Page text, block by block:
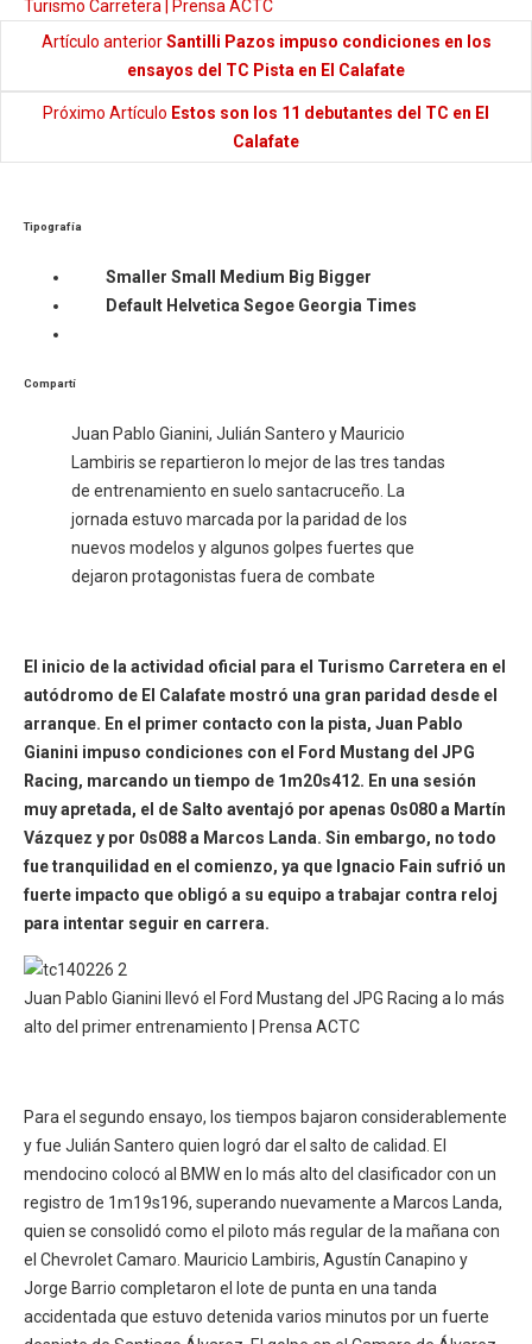
Artículo anterior Santilli Pazos impuso condiciones en los
ensayos del TC Pista en El Calafate
Próximo Artículo Estos son los 11 debutantes del TC en El
Calafate
Tipografía
Smaller Small Medium Big Bigger
Default Helvetica Segoe Georgia Times
Compartí
Juan Pablo Gianini, Julián Santero y Mauricio
Lambiris se repartieron lo mejor de las tres tandas
de entrenamiento en suelo santacruceño. La
jornada estuvo marcada por la paridad de los
nuevos modelos y algunos golpes fuertes que
dejaron protagonistas fuera de combate
El inicio de la actividad oficial para el Turismo Carretera en el
autódromo de El Calafate mostró una gran paridad desde el
arranque. En el primer contacto con la pista, Juan Pablo
Gianini impuso condiciones con el Ford Mustang del JPG
Racing, marcando un tiempo de 1m20s412. En una sesión
muy apretada, el de Salto aventajó por apenas 0s080 a Martín
Vázquez y por 0s088 a Marcos Landa. Sin embargo, no todo
fue tranquilidad en el comienzo, ya que Ignacio Fain sufrió un
fuerte impacto que obligó a su equipo a trabajar contra reloj
para intentar seguir en carrera.
Juan Pablo Gianini llevó el Ford Mustang del JPG Racing a lo más
alto del primer entrenamiento | Prensa ACTC
Para el segundo ensayo, los tiempos bajaron considerablemente
y fue Julián Santero quien logró dar el salto de calidad. El
mendocino colocó al BMW en lo más alto del clasificador con un
registro de 1m19s196, superando nuevamente a Marcos Landa,
quien se consolidó como el piloto más regular de la mañana con
el Chevrolet Camaro. Mauricio Lambiris, Agustín Canapino y
Jorge Barrio completaron el lote de punta en una tanda
accidentada que estuvo detenida varios minutos por un fuerte